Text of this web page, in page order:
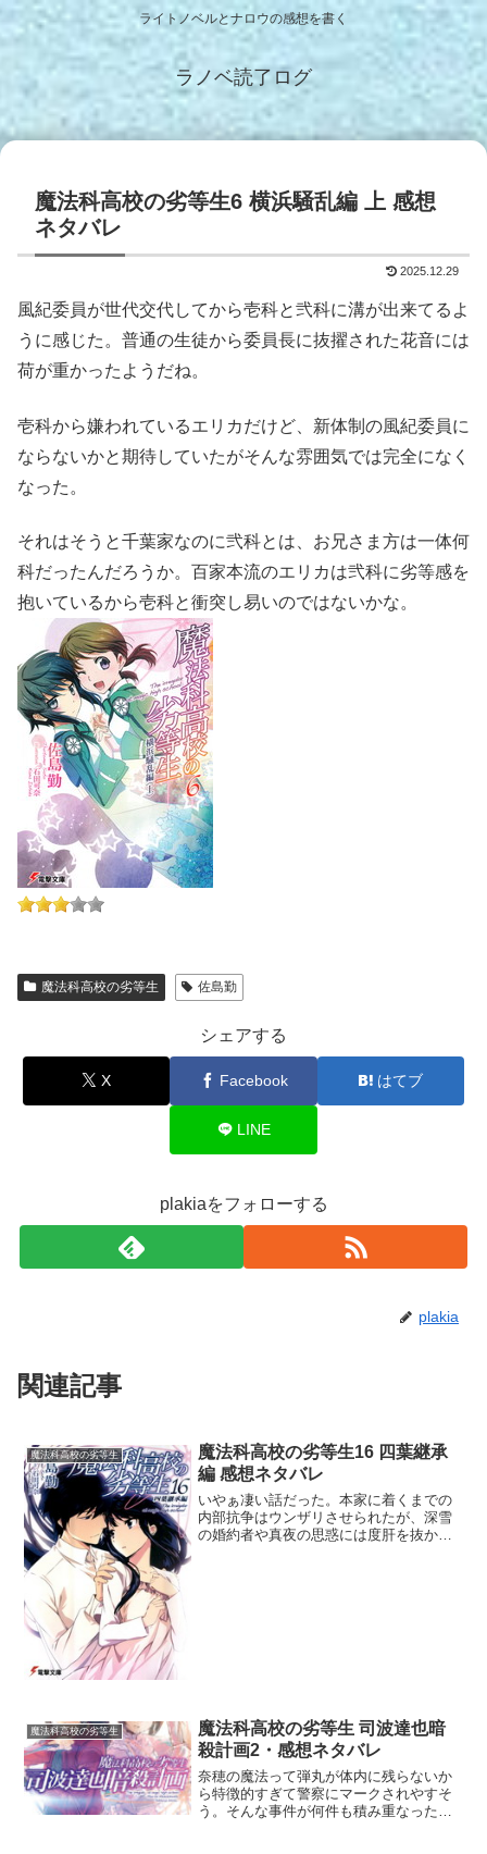
ライトノベルとナロウの感想を書く
ラノベ読了ログ
魔法科高校の劣等生6 横浜騒乱編 上 感想
ネタバレ
2025.12.29
風紀委員が世代交代してから壱科と弐科に溝が出来てるよ
うに感じた。普通の生徒から委員長に抜擢された花音には
荷が重かったようだね。
壱科から嫌われているエリカだけど、新体制の風紀委員に
ならないかと期待していたがそんな雰囲気では完全になく
なった。
それはそうと千葉家なのに弐科とは、お兄さま方は一体何
科だったんだろうか。百家本流のエリカは弐科に劣等感を
抱いているから壱科と衝突し易いのではないかな。
魔法科高校の劣等生 佐島勤
シェアする
X Facebook はてブ
LINE
plakiaをフォローする
plakia
関連記事
魔法科高校の劣等生
魔法科高校の劣等生16 四葉継承
編 感想ネタバレ
いやぁ凄い話だった。本家に着くまでの
内部抗争はウンザリさせられたが、深雪
の婚約者や真夜の思惑には度肝を抜かさ
魔法科高校の劣等生
魔法科高校の劣等生 司波達也暗
殺計画2・感想ネタバレ
奈穂の魔法って弾丸が体内に残らないか
ら特徴的すぎて警察にマークされやすそ
う。そんな事件が何件も積み重なったら